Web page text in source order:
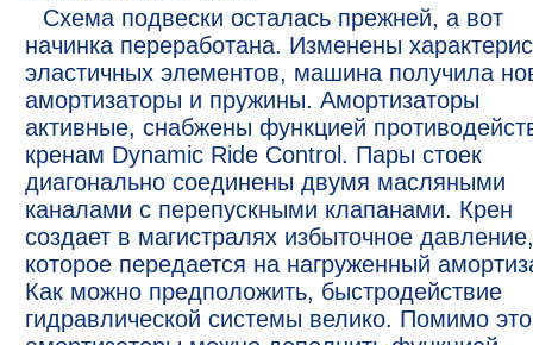
Схема подвески осталась прежней, а вот
начинка переработана. Изменены
эластичных элементов, машина получила
амортизаторы и пружины. Амортизаторы
активные, снабжены функцией
кренам Dynamic Ride Control. Пары стоек
диагонально соединены двумя масляными
каналами с перепускными клапанами. Крен
создает в магистралях избыточное давление,
которое передается на нагруженный
Как можно предположить, быстродействие
гидравлической системы велико. Помимо